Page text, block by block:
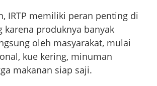
IRTP memiliki peran penting di
karena produknya banyak
oleh masyarakat, mulai
kue kering, minuman
makanan siap saji.